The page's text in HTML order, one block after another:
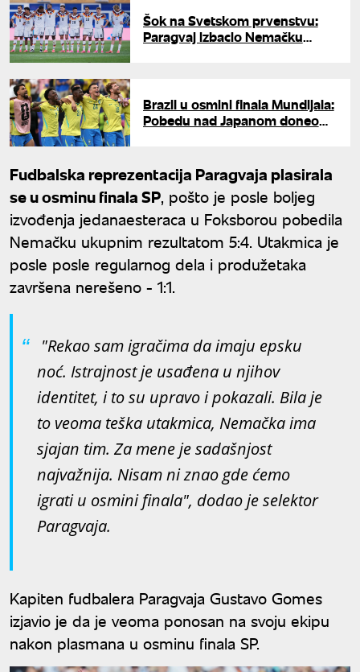
Šok na Svetskom prvenstvu:
Paragvaj izbacio Nemačku
Brazil u osmini finala Mundijala:
Pobedu nad Japanom doneo
Fudbalska reprezentacija Paragvaja plasirala
se u osminu finala SP, pošto je posle boljeg
izvođenja jedanaesteraca u Foksborou pobedila
Nemačku ukupnim rezultatom 5:4. Utakmica je
posle posle regularnog dela i produžetaka
završena nerešeno - 1:1.
"Rekao sam igračima da imaju epsku
noć. Istrajnost je usađena u njihov
identitet, i to su upravo i pokazali. Bila je
to veoma teška utakmica, Nemačka ima
sjajan tim. Za mene je sadašnjost
najvažnija. Nisam ni znao gde ćemo
igrati u osmini finala", dodao je selektor
Paragvaja.
Kapiten fudbalera Paragvaja Gustavo Gomes
izjavio je da je veoma ponosan na svoju ekipu
nakon plasmana u osminu finala SP.